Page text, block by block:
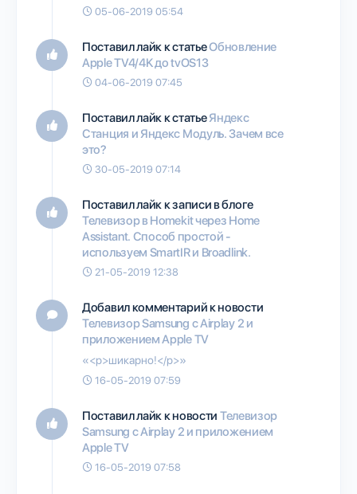
05-06-2019 05:54
Поставил лайк к статьеОбновление
Apple TV4/4K до tvOS13
04-06-2019 07:45
Поставил лайк к статьеЯндекс
Станция и Яндекс Модуль. Зачем все
это?
30-05-2019 07:14
Поставил лайк к записи в блоге
Телевизор в Homekit через Нome
Assistant. Способ простой -
используем SmartIR и Broadlink.
21-05-2019 12:38
Добавил комментарий к новости
Телевизор Samsung с Airplay 2 и
приложением Apple TV
«<p>шикарно!</p>»
16-05-2019 07:59
Поставил лайк к новости Телевизор
Samsung с Airplay 2 и приложением
Apple TV
16-05-2019 07:58